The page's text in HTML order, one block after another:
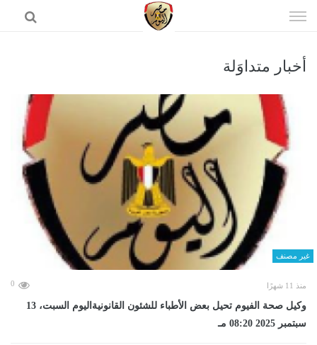
الى
أخبار متداوَلة
غير مصنف
منذ 11 شهرًا 0
وكيل صحة الفيوم تحيل بعض الأطباء للشئون القانونيةاليوم السبت، 13
سبتمبر 2025 08:20 مـ